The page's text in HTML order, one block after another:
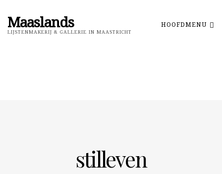
Maaslands
LIJSTENMAKERIJ & GALLERIE IN MAASTRICHT
HOOFDMENU
stilleven